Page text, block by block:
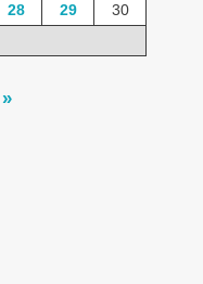
28 29
30